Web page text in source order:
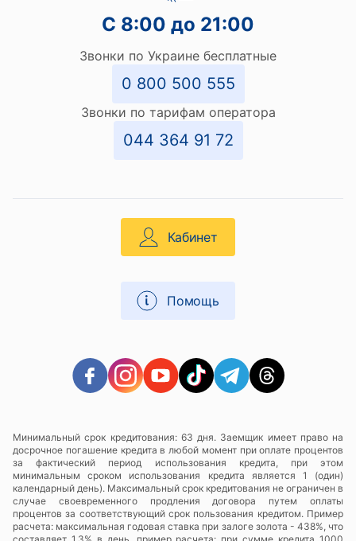
С 8:00 до 21:00
Звонки по Украине бесплатные
0 800 500 555
Звонки по тарифам оператора
044 364 91 72
Кабинет
Помощь
Минимальный срок кредитования: 63 дня. Заемщик имеет право на
досрочное погашение кредита в любой момент при оплате процентов
за фактический период использования кредита, при этом
минимальным сроком использования кредита является 1 (один)
календарный день). Максимальный срок кредитования не ограничен в
случае своевременного продления договора путем оплаты
процентов за соответствующий срок пользования кредитом. Пример
расчета: максимальная годовая ставка при залоге золота - 438%, что